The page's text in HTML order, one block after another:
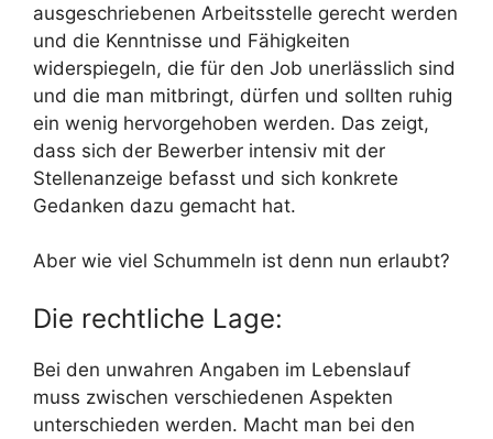
ausgeschriebenen Arbeitsstelle gerecht werden
und die Kenntnisse und Fähigkeiten
widerspiegeln, die für den Job unerlässlich sind
und die man mitbringt, dürfen und sollten ruhig
ein wenig hervorgehoben werden. Das zeigt,
dass sich der Bewerber intensiv mit der
Stellenanzeige befasst und sich konkrete
Gedanken dazu gemacht hat.
Aber wie viel Schummeln ist denn nun erlaubt?
Die rechtliche Lage:
Bei den unwahren Angaben im Lebenslauf
muss zwischen verschiedenen Aspekten
unterschieden werden. Macht man bei den